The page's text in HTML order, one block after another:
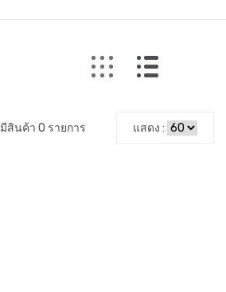
มีสินค้า 0 รายการ แสดง :